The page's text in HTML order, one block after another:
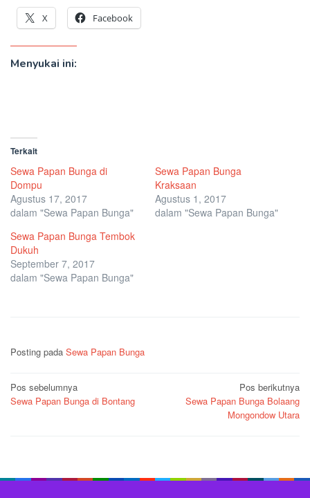
X Facebook
Menyukai ini:
Terkait
Sewa Papan Bunga di
Dompu
Agustus 17, 2017
dalam "Sewa Papan Bunga"
Sewa Papan Bunga
Kraksaan
Agustus 1, 2017
dalam "Sewa Papan Bunga"
Sewa Papan Bunga Tembok
Dukuh
September 7, 2017
dalam "Sewa Papan Bunga"
Posting pada Sewa Papan Bunga
Navigasi
pos
Pos sebelumnya
Sewa Papan Bunga di Bontang
Pos berikutnya
Sewa Papan Bunga Bolaang
Mongondow Utara